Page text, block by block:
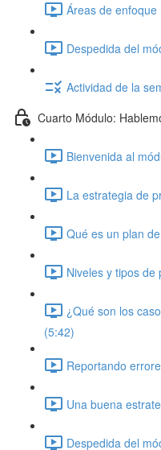
Áreas de enfoque
Despedida del
Actividad de la
Cuarto Módulo:
Bienvenida al
La estrategia de
Qué es un plan
Niveles y tipos de
¿Qué son los
(5:42)
Reportando
Una buena
Despedida del